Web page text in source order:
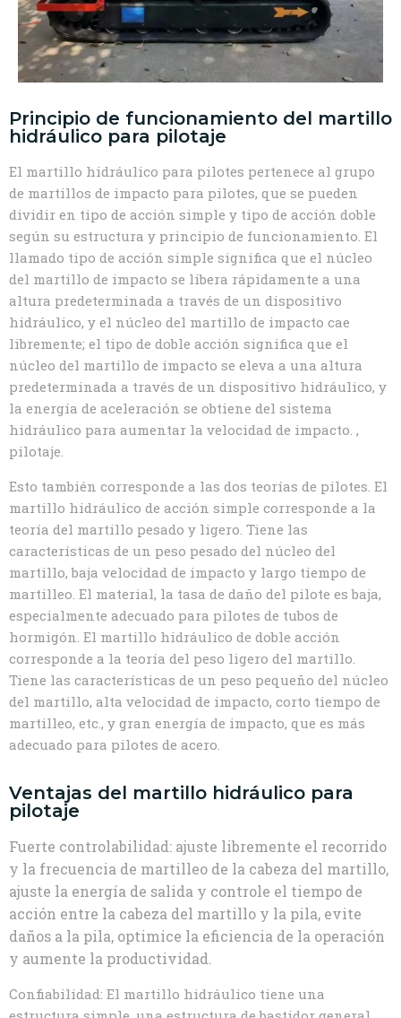
Principio de funcionamiento del martillo
hidráulico para pilotaje
El martillo hidráulico para pilotes pertenece al grupo
de martillos de impacto para pilotes, que se pueden
dividir en tipo de acción simple y tipo de acción doble
según su estructura y principio de funcionamiento. El
llamado tipo de acción simple significa que el núcleo
del martillo de impacto se libera rápidamente a una
altura predeterminada a través de un dispositivo
hidráulico, y el núcleo del martillo de impacto cae
libremente; el tipo de doble acción significa que el
núcleo del martillo de impacto se eleva a una altura
predeterminada a través de un dispositivo hidráulico, y
la energía de aceleración se obtiene del sistema
hidráulico para aumentar la velocidad de impacto. ,
pilotaje.
Esto también corresponde a las dos teorías de pilotes. El
martillo hidráulico de acción simple corresponde a la
teoría del martillo pesado y ligero. Tiene las
características de un peso pesado del núcleo del
martillo, baja velocidad de impacto y largo tiempo de
martilleo. El material, la tasa de daño del pilote es baja,
especialmente adecuado para pilotes de tubos de
hormigón. El martillo hidráulico de doble acción
corresponde a la teoría del peso ligero del martillo.
Tiene las características de un peso pequeño del núcleo
del martillo, alta velocidad de impacto, corto tiempo de
martilleo, etc., y gran energía de impacto, que es más
adecuado para pilotes de acero.
Ventajas del martillo hidráulico para
pilotaje
Fuerte controlabilidad: ajuste libremente el recorrido
y la frecuencia de martilleo de la cabeza del martillo,
ajuste la energía de salida y controle el tiempo de
acción entre la cabeza del martillo y la pila, evite
daños a la pila, optimice la eficiencia de la operación
y aumente la productividad.
Confiabilidad: El martillo hidráulico tiene una